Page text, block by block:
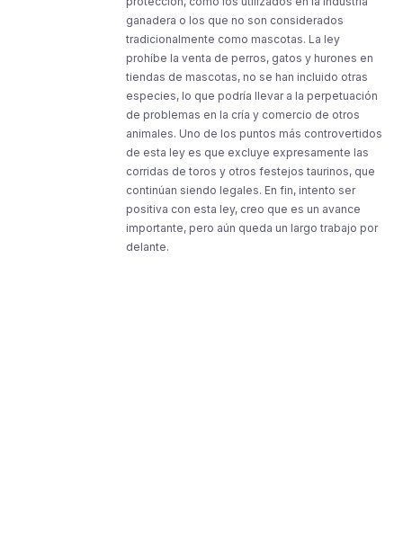
ganadera o los que no son considerados
tradicionalmente como mascotas​. La ley
prohíbe la venta de perros, gatos y hurones en
tiendas de mascotas, no se han incluido otras
especies, lo que podría llevar a la perpetuación
de problemas en la cría y comercio de otros
animales. Uno de los puntos más controvertidos
de esta ley es que excluye expresamente las
corridas de toros y otros festejos taurinos, que
continúan siendo legales. En fin, intento ser
positiva con esta ley, creo que es un avance
importante, pero aún queda un largo trabajo por
delante.